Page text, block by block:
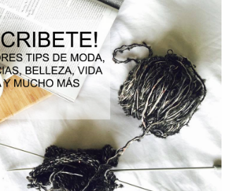
y el cómputo de bajo consumo, la etiqueta es
telefonía móvil, proporcionando sorprendentes
y un costo reducido.
perfeccionando el diseño, la
más funciones, como monitoreo de la
el OPPO Zero-Power Tag podría algún día
vida más inteligente y fácil, tanto para los
mucho tiempo, un componente central de
compañía publicó suInforme de Acción Climática